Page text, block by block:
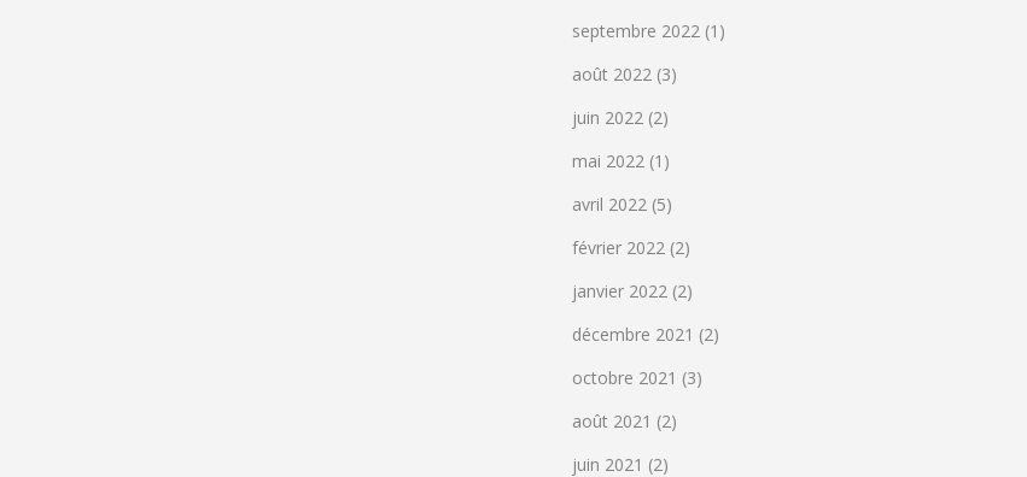
septembre 2022 (1)
août 2022 (3)
juin 2022 (2)
mai 2022 (1)
avril 2022 (5)
février 2022 (2)
janvier 2022 (2)
décembre 2021 (2)
octobre 2021 (3)
août 2021 (2)
juin 2021 (2)